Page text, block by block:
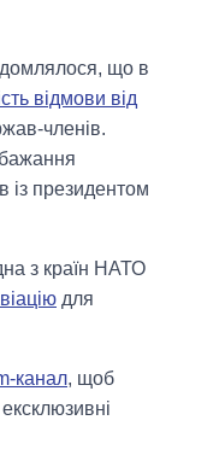
що в
відмови від
членів.
із президентом
з країн НАТО
для
канал, щоб